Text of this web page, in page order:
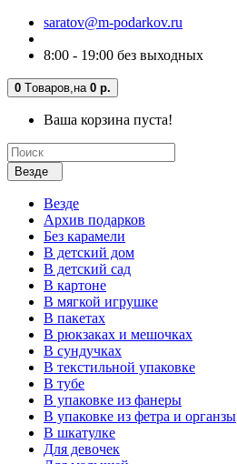
saratov@m-podarkov.ru
8:00 - 19:00 без выходных
0 Tоваров, на 0 р.
Ваша корзина пуста!
Везде
Везде
Архив подарков
Без карамели
В детский дом
В детский сад
В картоне
В мягкой игрушке
В пакетах
В рюкзаках и мешочках
В сундучках
В текстильной упаковке
В тубе
В упаковке из фанеры
В упаковке из фетра и органзы
В шкатулке
Для девочек